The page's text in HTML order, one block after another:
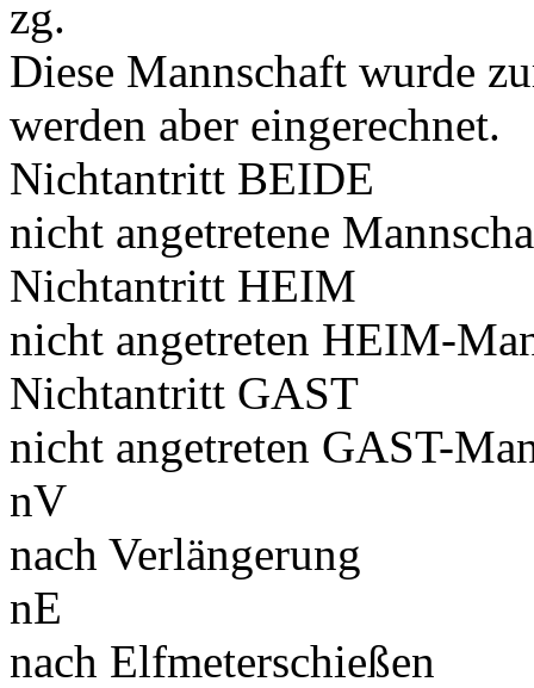
zg.
Diese Mannschaft wurde
werden aber eingerechnet.
Nichtantritt BEIDE
nicht angetretene
Nichtantritt HEIM
nicht angetreten HEIM-
Nichtantritt GAST
nicht angetreten GAST-
nV
nach Verlängerung
nE
nach Elfmeterschießen